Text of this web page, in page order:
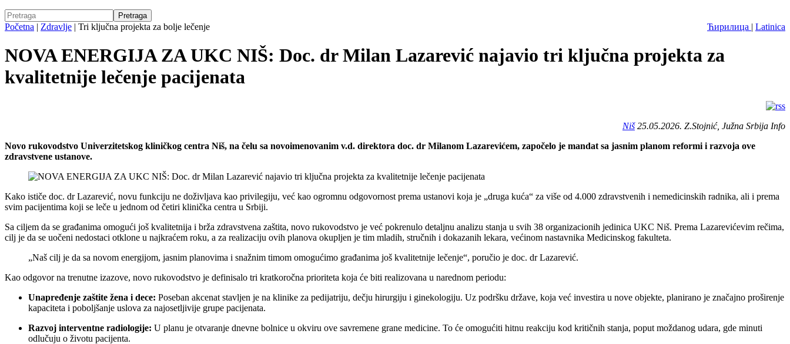
Ћирилица | Latinica
Početna | Zdravlje | Tri ključna projekta za bolje lečenje
NOVA ENERGIJA ZA UKC NIŠ: Doc. dr Milan Lazarević najavio tri ključna projekta za
kvalitetnije lečenje pacijenata
Niš25.05.2026. Z.Stojnić, Južna Srbija Info
Novo rukovodstvo Univerzitetskog kliničkog centra Niš, na čelu sa novoimenovanim v.d. direktora doc. dr Milanom Lazarevićem, započelo je mandat sa jasnim planom reformi i razvoja ove
zdravstvene ustanove.
Kako ističe doc. dr Lazarević, novu funkciju ne doživljava kao privilegiju, već kao ogromnu odgovornost prema ustanovi koja je „druga kuća“ za više od 4.000 zdravstvenih i nemedicinskih radnika, ali i prema
svim pacijentima koji se leče u jednom od četiri klinička centra u Srbiji.
Sa ciljem da se građanima omogući još kvalitetnija i brža zdravstvena zaštita, novo rukovodstvo je već pokrenulo detaljnu analizu stanja u svih 38 organizacionih jedinica UKC Niš. Prema Lazarevićevim rečima,
cilj je da se uočeni nedostaci otklone u najkraćem roku, a za realizaciju ovih planova okupljen je tim mladih, stručnih i dokazanih lekara, većinom nastavnika Medicinskog fakulteta.
„Naš cilj je da sa novom energijom, jasnim planovima i snažnim timom omogućimo građanima još kvalitetnije lečenje“, poručio je doc. dr Lazarević.
Kao odgovor na trenutne izazove, novo rukovodstvo je definisalo tri kratkoročna prioriteta koja će biti realizovana u narednom periodu:
Unapređenje zaštite žena i dece: Poseban akcenat stavljen je na klinike za pedijatriju, dečju hirurgiju i ginekologiju. Uz podršku države, koja već investira u nove objekte, planirano je značajno proširenje
kapaciteta i poboljšanje uslova za najosetljivije grupe pacijenata.
Razvoj interventne radiologije: U planu je otvaranje dnevne bolnice u okviru ove savremene grane medicine. To će omogućiti hitnu reakciju kod kritičnih stanja, poput moždanog udara, gde minuti
odlučuju o životu pacijenta.